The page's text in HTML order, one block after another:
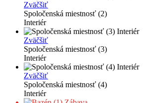
Zväčšiť
Spoločenská miestnosť (2)
Interiér
Zväčšiť
Spoločenská miestnosť (3)
Interiér
Zväčšiť
Spoločenská miestnosť (4)
Interiér